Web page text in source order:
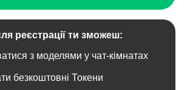
реєстрації ти зможеш:
з моделями у чат-кімнатах
безкоштовні Токени